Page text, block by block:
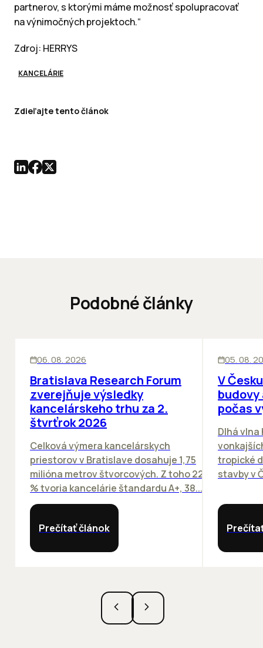
partnerov, s ktorými máme možnosť spolupracovať
na výnimočných projektoch.“
Zdroj: HERRYS
KANCELÁRIE
Zdieľajte tento článok
Podobné články
06. 08. 2026
Bratislava Research Forum
zverejňuje výsledky
kancelárskeho trhu za 2.
štvrťrok 2026
Celková výmera kancelárskych
priestorov v Bratislave dosahuje 1,75
milióna metrov štvorcových. Z toho 22
% tvoria kancelárie štandardu A+, 38...
Prečítať článok
05. 08.
V
počas
Dlhá
tropické
stavby v